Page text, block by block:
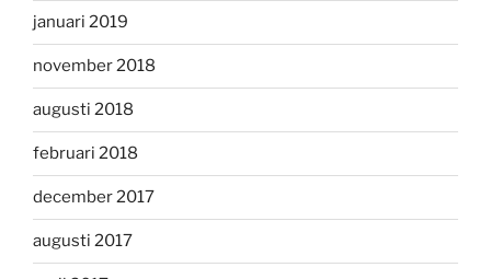
januari 2019
november 2018
augusti 2018
februari 2018
december 2017
augusti 2017